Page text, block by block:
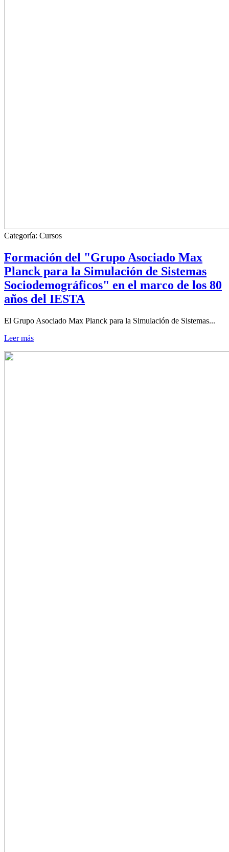
Categoría: Cursos
Formación del "Grupo Asociado Max
Planck para la Simulación de Sistemas
Sociodemográficos" en el marco de los 80
años del IESTA
El Grupo Asociado Max Planck para la Simulación de Sistemas...
Leer más